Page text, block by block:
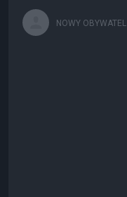
NOWY OBYWATEL